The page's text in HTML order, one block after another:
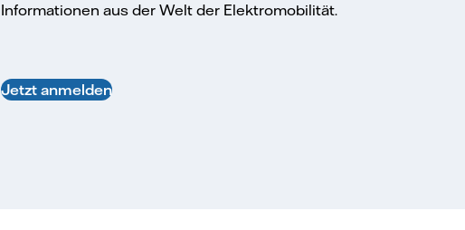
Informationen aus der Welt der Elektromobilität.
Jetzt anmelden